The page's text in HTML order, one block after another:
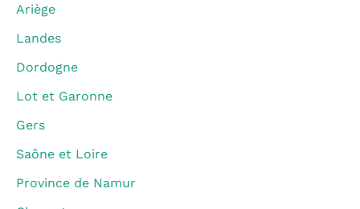
Ariège
Landes
Dordogne
Lot et Garonne
Gers
Saône et Loire
Province de Namur